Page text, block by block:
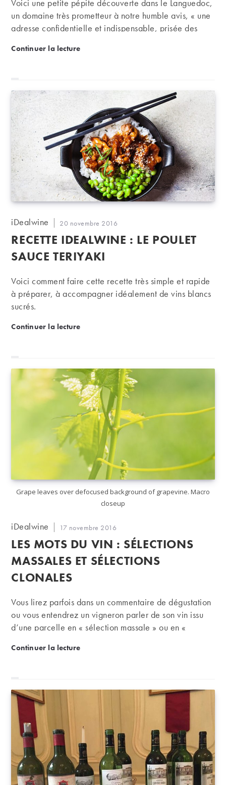
Voici une petite pépite découverte dans le Languedoc,
un domaine très prometteur à notre humble avis, « une
adresse confidentielle et indispensable, prisée des
cavistes » selon La Revue du Vin de France. Certains
Continuer la lectureUne belle découverte en Languedoc : le domaine
Auteur/autrice
la
publication :
iDealwine
Publication
20 novembre 2016
RECETTE IDEALWINE : LE POULET
SAUCE TERIYAKI
Voici comment faire cette recette très simple et rapide
à préparer, à accompagner idéalement de vins blancs
sucrés.
Continuer la lectureRecette iDealwine : le poulet sauce teriyaki
Grape leaves over defocused background of grapevine. Macro
closeup
Auteur/autrice
la
publication :
iDealwine
Publication
publiée :
17 novembre 2016
LES MOTS DU VIN : SÉLECTIONS
MASSALES ET SÉLECTIONS
CLONALES
Vous lirez parfois dans un commentaire de dégustation
ou vous entendrez un vigneron parler de son vin issu
d’une parcelle en « sélection massale » ou en «
vin obtenu se cachent derrière ces mots savants ?
Continuer la lectureLes mots du vin : sélections massales et sélections